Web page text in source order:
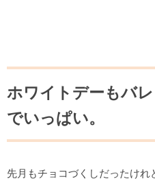
ホワイトデーもバ
でいっぱい。
先月もチョコづくしだったけ